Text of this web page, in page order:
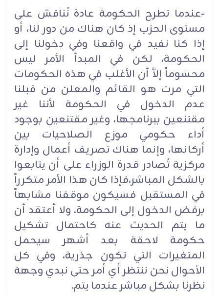
-عندما تطرح الحكومة عادة نُناقش على
مستوى الحزب إذ كان هناك من دور لنا، أو
إذا كنا نفيد في واقعنا وفي دخولنا إلى
الحكومة، لكن في المبدأ الأمر ليس
محسوماً إلاَّ أن الأغلب في هذه الحكومات
التي مرت هو القائم والمعلن من قبلنا
عدم الدخول في الحكومة لأننا غير
مقتنعين ببرنامجها، وغير مقتنعين بوجود
أداء حكومي موزع الصلاحيات بين
أركانها، وإنما هناك تصريف أعمال وإدارة
مركزية تُصادر قدرة الوزراء على أن يتابعوا
بالشكل المباشر،فإذا كان هذا الأمر متكرراً
في المستقبل فسيكون موقفنا مشابهاً
برفض الدخول إلى الحكومة، ولا أعتقد أن
ما يتم الحديث عنه كاحتمال تشكيل
حكومة لاحقة بعد أشهر سيحمل
المتغيرات التي تكون جذرية، وفي كل
الأحوال نحن ننتظر أي أمر حتى نبدي وجهة
نظرنا بشكل مباشر عندما يتم.‏